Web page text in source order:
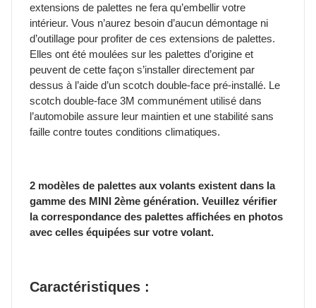
extensions de palettes ne fera qu’embellir votre
intérieur. Vous n’aurez besoin d’aucun démontage ni
d’outillage pour profiter de ces extensions de palettes.
Elles ont été moulées sur les palettes d’origine et
peuvent de cette façon s’installer directement par
dessus à l’aide d’un scotch double-face pré-installé. Le
scotch double-face 3M communément utilisé dans
l’automobile assure leur maintien et une stabilité sans
faille contre toutes conditions climatiques.
2 modèles de palettes aux volants existent dans la
gamme des MINI 2ème génération. Veuillez vérifier
la correspondance des palettes affichées en photos
avec celles équipées sur votre volant.
Caractéristiques :